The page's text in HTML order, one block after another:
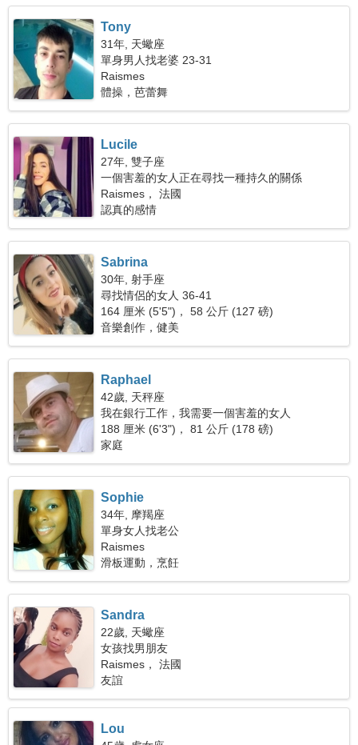
Tony
31年, 天蠍座
單身男人找老婆 23-31
Raismes
體操，芭蕾舞
Lucile
27年, 雙子座
一個害羞的女人正在尋找一種持久的關係
Raismes， 法國
認真的感情
Sabrina
30年, 射手座
尋找情侶的女人 36-41
164 厘米 (5'5")， 58 公斤 (127 磅)
音樂創作，健美
Raphael
42歲, 天秤座
我在銀行工作，我需要一個害羞的女人
188 厘米 (6'3")， 81 公斤 (178 磅)
家庭
Sophie
34年, 摩羯座
單身女人找老公
Raismes
滑板運動，烹飪
Sandra
22歲, 天蠍座
女孩找男朋友
Raismes， 法國
友誼
Lou